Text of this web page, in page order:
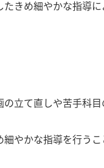
きめ細やかな指導
立て直しや苦手科目
やかな指導を行う